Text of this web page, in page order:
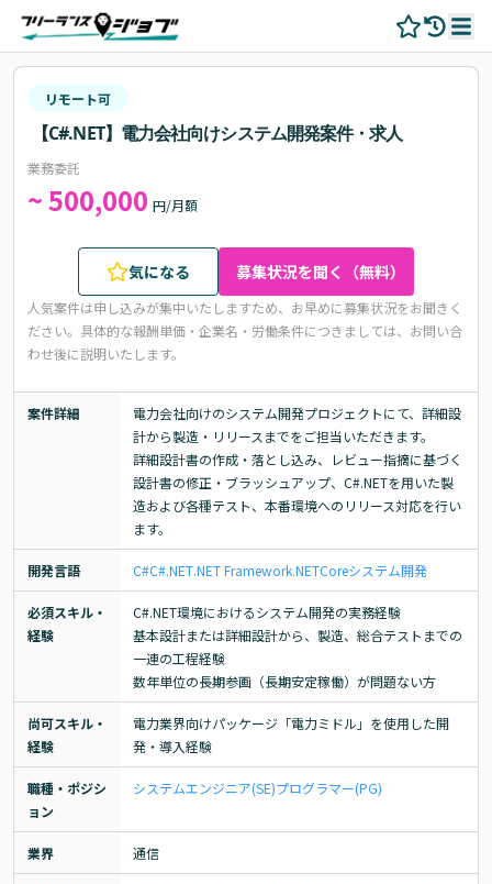
リモート可
【C#.NET】電力会社向けシステム開発案件・求人
業務委託
~ 500,000 円/月額
気になる 募集状況を聞く（無料）
人気案件は申し込みが集中いたしますため、お早めに募集状況をお聞きく
ださい。 具体的な報酬単価・企業名・労働条件につきましては、お問い合
わせ後に説明いたします。
案件詳細
電力会社向けのシステム開発プロジェクトにて、詳細設
計から製造・リリースまでをご担当いただきます。
詳細設計書の作成・落とし込み、レビュー指摘に基づく
設計書の修正・ブラッシュアップ、C#.NETを用いた製
造および各種テスト、本番環境へのリリース対応を行い
ます。
開発言語 C#C#.NET.NET Framework.NETCoreシステム開発
必須スキル・
経験
C#.NET環境におけるシステム開発の実務経験
基本設計または詳細設計から、製造、総合テストまでの
一連の工程経験
数年単位の長期参画（長期安定稼働）が問題ない方
尚可スキル・
経験
電力業界向けパッケージ「電力ミドル」を使用した開
発・導入経験
職種・ポジシ
ョン
システムエンジニア(SE)プログラマー(PG)
業界 通信